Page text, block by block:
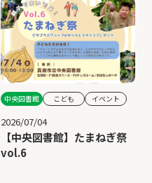
中央図書館 こども イベント
2026/07/04
【中央図書館】たまねぎ祭
vol.6